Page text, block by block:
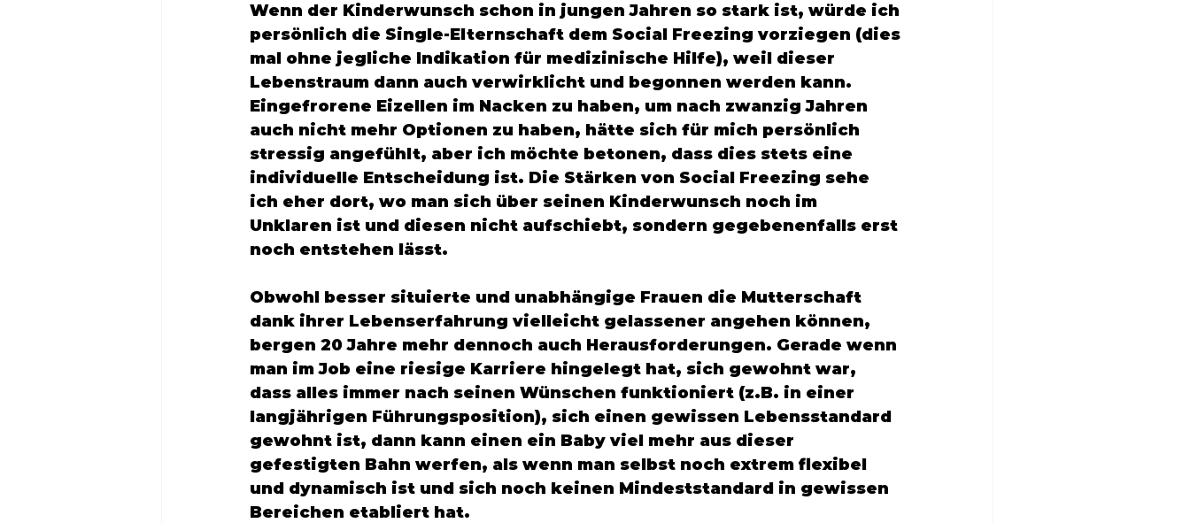
Wenn der Kinderwunsch schon in jungen Jahren so stark ist, würde ich
persönlich die Single-Elternschaft dem Social Freezing vorziegen (dies
mal ohne jegliche Indikation für medizinische Hilfe), weil dieser
Lebenstraum dann auch verwirklicht und begonnen werden kann.
Eingefrorene Eizellen im Nacken zu haben, um nach zwanzig Jahren
auch nicht mehr Optionen zu haben, hätte sich für mich persönlich
stressig angefühlt, aber ich möchte betonen, dass dies stets eine
individuelle Entscheidung ist. Die Stärken von Social Freezing sehe
ich eher dort, wo man sich über seinen Kinderwunsch noch im
Unklaren ist und diesen nicht aufschiebt, sondern gegebenenfalls erst
noch entstehen lässt.
Obwohl besser situierte und unabhängige Frauen die Mutterschaft
dank ihrer Lebenserfahrung vielleicht gelassener angehen können,
bergen 20 Jahre mehr dennoch auch Herausforderungen. Gerade wenn
man im Job eine riesige Karriere hingelegt hat, sich gewohnt war,
dass alles immer nach seinen Wünschen funktioniert (z.B. in einer
langjährigen Führungsposition), sich einen gewissen Lebensstandard
gewohnt ist, dann kann einen ein Baby viel mehr aus dieser
gefestigten Bahn werfen, als wenn man selbst noch extrem flexibel
und dynamisch ist und sich noch keinen Mindeststandard in gewissen
Bereichen etabliert hat.